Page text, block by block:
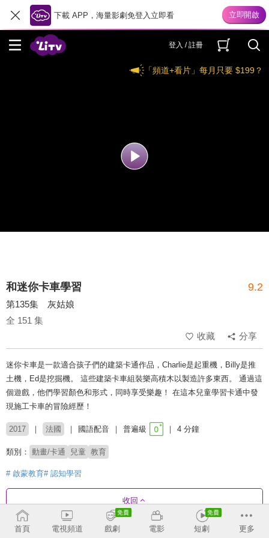
下載 APP，海量影劇免登入立即看
登入 / 註冊
「頻道+看片」每月只要 $199？
和迷你卡車學習 9.2
第135集 灰姑娘
全 151 集
收藏
分享
迷你卡車是一款適合孩子們的建築卡通作品，Charlie是起重機，Billy是推
土機，Ed是挖掘機。 這些建築卡車組裝樂高積木以製造許多東西。 通過這
個遊戲，他們學習顏色和形式，同時享受樂趣！ 在這本兒童學習卡通中發
現施工卡車的冒險經歷！
2017 法國 國語配音 普遍級 4 分鐘
類別： 動畫/卡通 兒童 教育
# 啟蒙教育# 認知學習
收回
首頁 電視頻道 戲劇 電影 短劇 更多